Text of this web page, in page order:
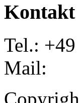
Kontakt
Tel.:
Mail: